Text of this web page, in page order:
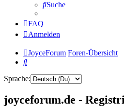
Suche
FAQ
Anmelden
JoyceForum Foren-Übersicht
Suche
Sprache:
joyceforum.de -